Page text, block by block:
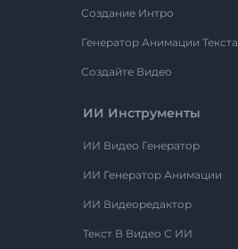
Создание Интро
Генератор Анимации Текста
Создайте Видео
ИИ Инструменты
ИИ Видео Генератор
ИИ Генератор Анимации
ИИ Видеоредактор
Текст В Видео С ИИ